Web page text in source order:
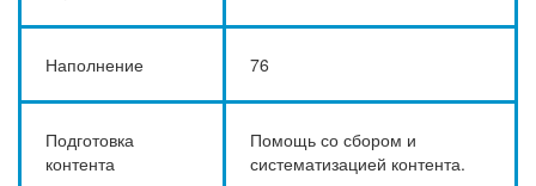
Наполнение 76
Подготовка
контента
Помощь со сбором и
систематизацией контента.